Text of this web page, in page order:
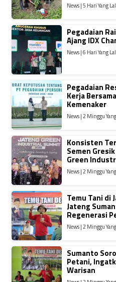
News | 5 Hari Yang
Pegadaian
Ajang IDX
News | 6 Hari Yang
Pegadaian
Kerja
Kemenaker
News | 2 Minggu
Konsisten
Semen
Green
News | 2 Minggu
Temu Tani di
Jateng
Regenerasi
News | 2 Minggu
Sumanto
Petani,
Warisan